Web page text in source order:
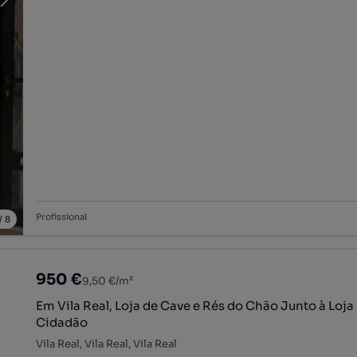
8 Profissional
950 €9,50 €/m²
Em Vila Real, Loja de Cave e Rés do Chão Junto à
Cidadão
Vila Real, Vila Real, Vila Real